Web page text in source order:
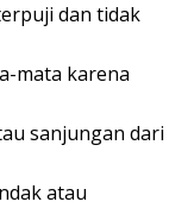
dan tidak
mata karena
sanjungan dari
atau